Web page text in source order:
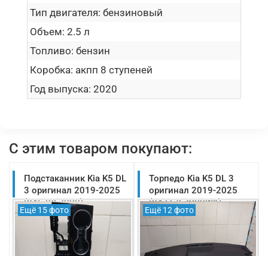
Тип двигателя: бензиновый
Объем: 2.5 л
Топливо: бензин
Коробка: акпп 8 ступеней
Год выпуска: 2020
С этим товаром покупают:
Подстаканник Kia K5 DL
3 оригинал 2019-2025
(84670L2000)
Ещё 15 фото
Торпедо Kia K5 DL 3
оригинал 2019-2025
(84712L2000WK)
Ещё 12 фото